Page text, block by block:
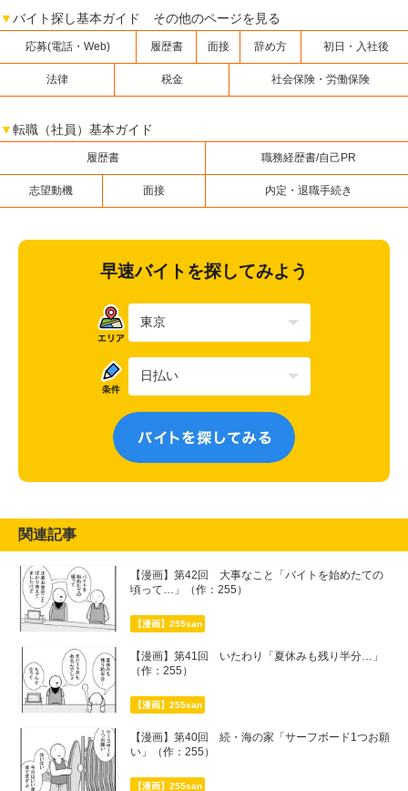
▼バイト探し基本ガイド その他のページを見る
応募(電話・Web) 履歴書 面接 辞め方 初日・入社後
法律 税金 社会保険・労働保険
▼転職（社員）基本ガイド
履歴書 職務経歴書/自己PR
志望動機 面接 内定・退職手続き
早速バイトを探してみよう
関連記事
【漫画】第42回 大事なこと「バイトを始めたての
頃って…」（作：255）
【漫画】255san
【漫画】第41回 いたわり「夏休みも残り半分…」
（作：255）
【漫画】255san
【漫画】第40回 続・海の家「サーフボード1つお願
い」（作：255）
【漫画】255san